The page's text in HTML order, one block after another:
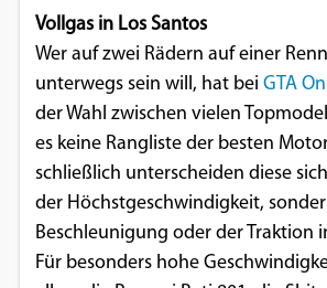
Vollgas in Los Santos
Wer auf zwei Rädern auf einer
unterwegs sein will, hat bei GTA
der Wahl zwischen vielen
es keine Rangliste der besten
schließlich unterscheiden diese
der Höchstgeschwindigkeit,
Beschleunigung oder der Traktion
Für besonders hohe